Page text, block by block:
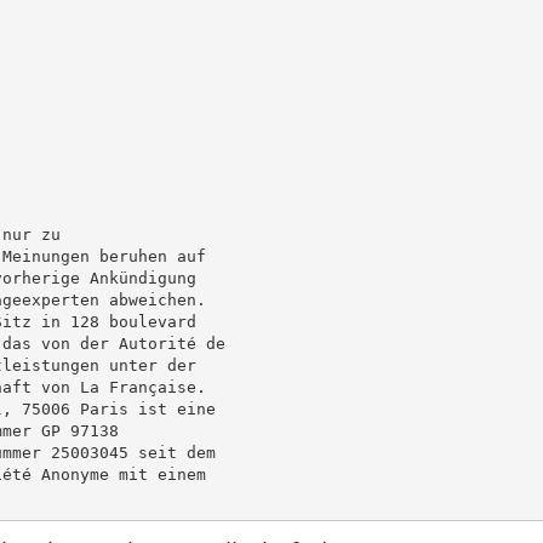
zu
beruhen auf
Ankündigung
abweichen.
in 128 boulevard
von der Autorité de
unter der
von La Française.
75006 Paris ist eine
GP 97138
25003045 seit dem
Anonyme mit einem